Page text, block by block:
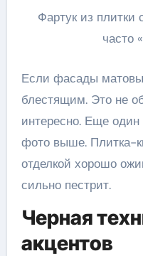
Фартук из плитки
часто
Если фасады
блестящим. Это не
интересно. Еще
фото выше. Плитка-
отделкой хорошо
сильно пестрит.
Черная
акцентов